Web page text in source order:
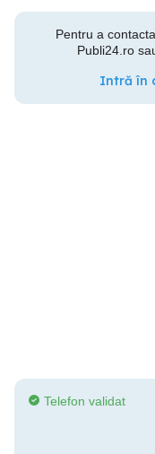
Pentru a
Publi24.ro
Intră în
Telefon validat